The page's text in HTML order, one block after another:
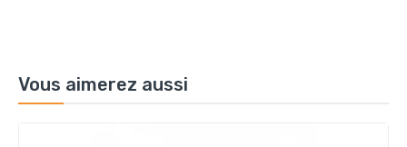
Vous aimerez aussi